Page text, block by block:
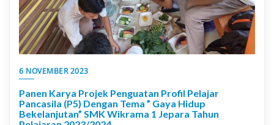
6 NOVEMBER 2023
Panen Karya Projek Penguatan Profil Pelajar
Pancasila (P5) Dengan Tema ” Gaya Hidup
Bekelanjutan” SMK Wikrama 1 Jepara Tahun